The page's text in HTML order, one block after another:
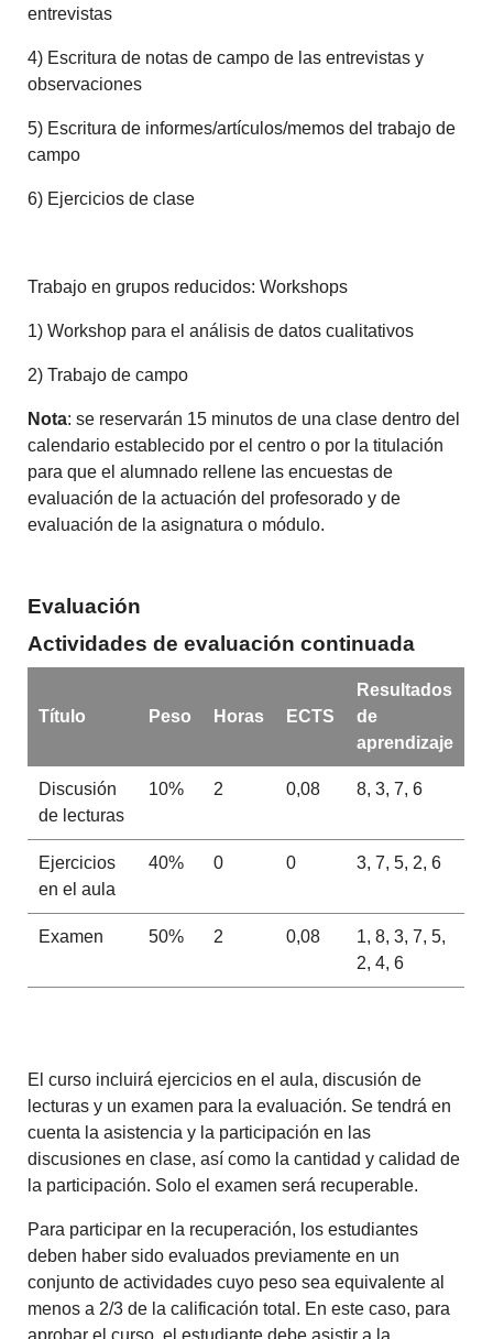
entrevistas
4) Escritura de notas de campo de las entrevistas y
observaciones
5) Escritura de informes/artículos/memos del trabajo de
campo
6) Ejercicios de clase
Trabajo en grupos reducidos: Workshops
1) Workshop para el análisis de datos cualitativos
2) Trabajo de campo
Nota: se reservarán 15 minutos de una clase dentro del
calendario establecido por el centro o por la titulación
para que el alumnado rellene las encuestas de
evaluación de la actuación del profesorado y de
evaluación de la asignatura o módulo.
Evaluación
Actividades de evaluación continuada
Título Peso Horas ECTS
Resultados
de
aprendizaje
Discusión
de lecturas
10% 2 0,08 8, 3, 7, 6
Ejercicios
en el aula
40% 0 0 3, 7, 5, 2, 6
Examen 50% 2 0,08
1, 8, 3, 7, 5,
2, 4, 6
El curso incluirá ejercicios en el aula, discusión de
lecturas y un examen para la evaluación. Se tendrá en
cuenta la asistencia y la participación en las
discusiones en clase, así como la cantidad y calidad de
la participación. Solo el examen será recuperable.
Para participar en la recuperación, los estudiantes
deben haber sido evaluados previamente en un
conjunto de actividades cuyo peso sea equivalente al
menos a 2/3 de la calificación total. En este caso, para